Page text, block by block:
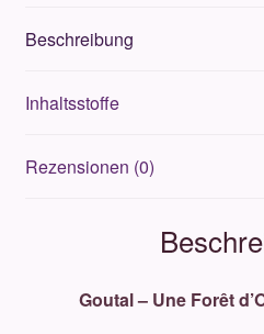
Menge
Beschreibung
Inhaltsstoffe
Rezensionen (0)
Goutal – Une Forêt